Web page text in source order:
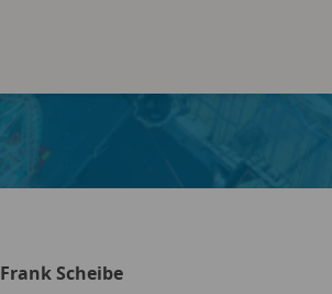
Frank Scheibe